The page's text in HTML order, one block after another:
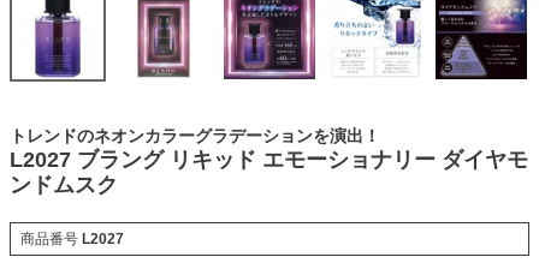
トレンドのネオンカラーグラデーションを演出！
L2027 ブラング リキッド エモーショナリー ダイヤモ
ンドムスク
商品番号 L2027